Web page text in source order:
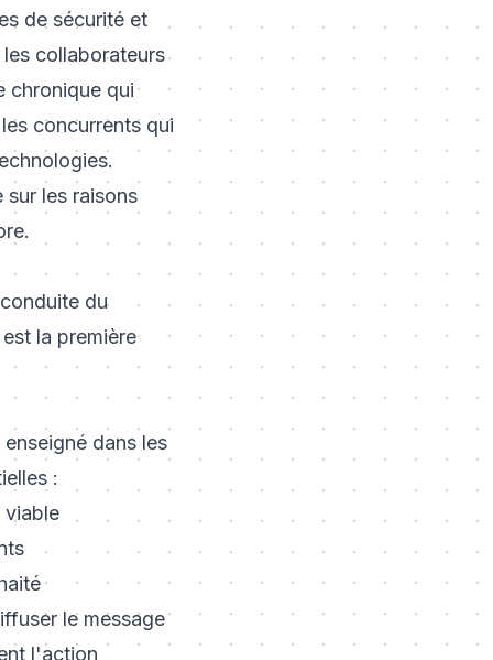
de sécurité et
collaborateurs
chronique qui
concurrents qui
sur les raisons
.
du
la première
dans les
:
le message
l'action